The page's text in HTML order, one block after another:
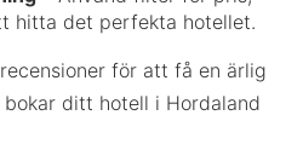
hitta det perfekta hotellet.
för att få en ärlig
ditt hotell i Hordaland